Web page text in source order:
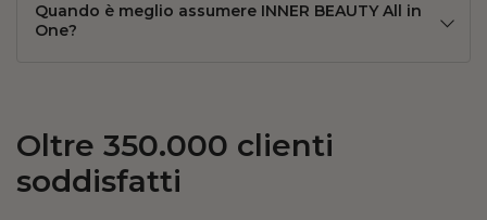
Quando è meglio assumere INNER BEAUTY All in
One?
Oltre 350.000 clienti
soddisfatti